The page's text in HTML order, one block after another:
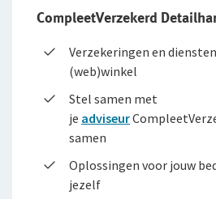
WGA-eigenrisicoverzekering
Voor jou als ondernemer
Nabestaandenverzekering
zelfstandig ondernemers
Onze organisatie
Onze cijfers
Tevreden klanten
Samenwerking met adviseurs
CompleetVerzekerd
Verzekeringen en
(web)winkel
Stel samen met
je adviseur
samen
Oplossingen voor jouw
jezelf